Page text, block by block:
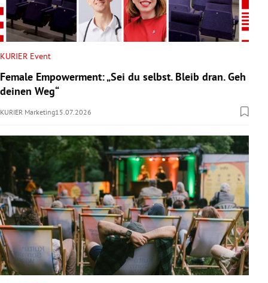
KURIER Event
Female Empowerment: „Sei du selbst. Bleib dran. Geh
deinen Weg“
KURIER Marketing15.07.2026